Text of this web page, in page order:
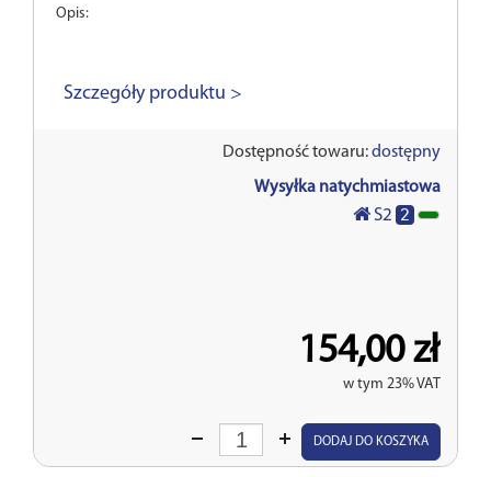
Opis:
Szczegóły produktu >
Dostępność towaru:dostępny
Wysyłka natychmiastowa
S2 2
154,00 zł
w tym 23% VAT
Wprowadź
DODAJ DO KOSZYKA